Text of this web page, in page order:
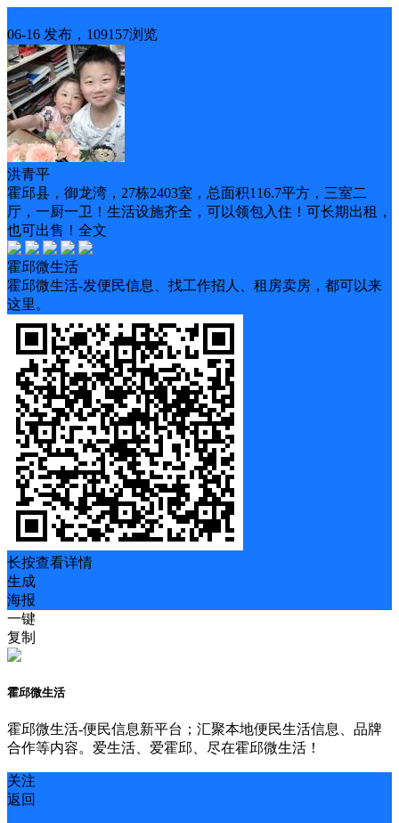
06-16 发布，109157浏览
洪青平
霍邱县，御龙湾，27栋2403室，总面积116.7平方，三室二
厅，一厨一卫！生活设施齐全，可以领包入住！可长期出租，
也可出售！全文
霍邱微生活
霍邱微生活-发便民信息、找工作招人、租房卖房，都可以来
这里。
长按查看详情
生成
海报
一键
复制
霍邱微生活
霍邱微生活-便民信息新平台；汇聚本地便民生活信息、品牌
合作等内容。爱生活、爱霍邱、尽在霍邱微生活！
关注
返回